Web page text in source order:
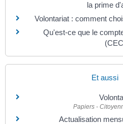
la prime
Volontariat : comment
Qu'est-ce que le
Et aussi
Papiers -
Actualisation